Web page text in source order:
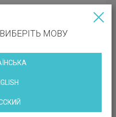
березі Києва
МОВУ